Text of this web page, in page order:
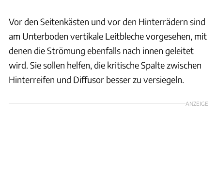
Vor den Seitenkästen und vor den Hinterrädern sind
am Unterboden vertikale Leitbleche vorgesehen, mit
denen die Strömung ebenfalls nach innen geleitet
wird. Sie sollen helfen, die kritische Spalte zwischen
Hinterreifen und Diffusor besser zu versiegeln.
ANZEIGE